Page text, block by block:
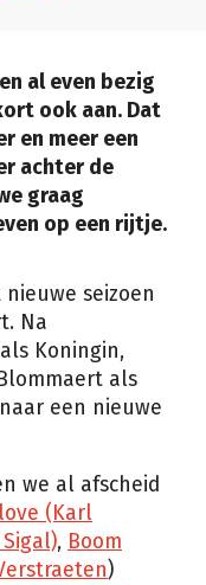
al even bezig
ook aan. Dat
en meer een
achter de
graag
op een rijtje.
seizoen
Na
Koningin,
als
een nieuwe
we al afscheid
(Karl
, Boom
)